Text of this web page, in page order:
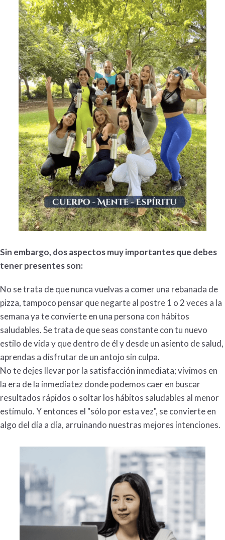
Sin embargo, dos aspectos muy importantes que debes
tener presentes son:
No se trata de que nunca vuelvas a comer una rebanada de
pizza, tampoco pensar que negarte al postre 1 o 2 veces a la
semana ya te convierte en una persona con hábitos
saludables. Se trata de que seas constante con tu nuevo
estilo de vida y que dentro de él y desde un asiento de salud,
aprendas a disfrutar de un antojo sin culpa.
No te dejes llevar por la satisfacción inmediata; vivimos en
la era de la inmediatez donde podemos caer en buscar
resultados rápidos o soltar los hábitos saludables al menor
estímulo. Y entonces el "sólo por esta vez", se convierte en
algo del día a día, arruinando nuestras mejores intenciones. ​